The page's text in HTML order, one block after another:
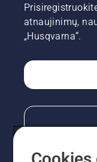
atnaujinimų,
„Husqvarna“.